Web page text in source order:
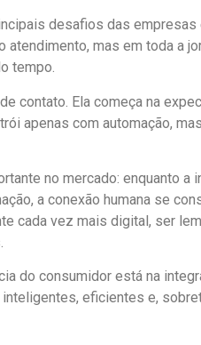
desafios das
mas em toda a
tempo.
contato. Ela começa na
apenas com automação,
no mercado: enquanto a
a conexão humana se
cada vez mais digital, ser
do consumidor está na
eficientes e,